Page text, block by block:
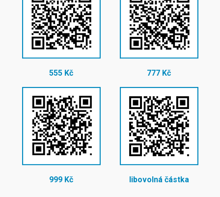
555 Kč 777 Kč
999 Kč libovolná částka